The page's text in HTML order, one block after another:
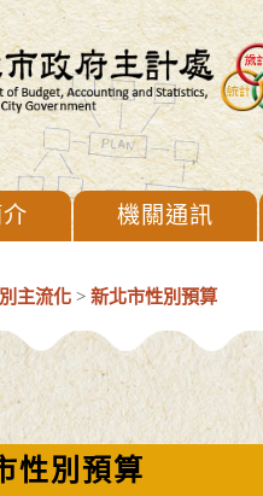
機關通訊
主流化 > 新北市性別預算
性別預算